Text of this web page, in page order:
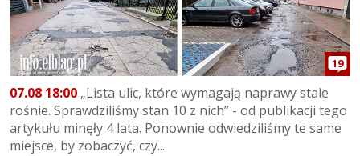
19
07.08 18:00 „Lista ulic, które wymagają naprawy stale
rośnie. Sprawdziliśmy stan 10 z nich” - od publikacji tego
artykułu minęły 4 lata. Ponownie odwiedziliśmy te same
miejsce, by zobaczyć, czy...